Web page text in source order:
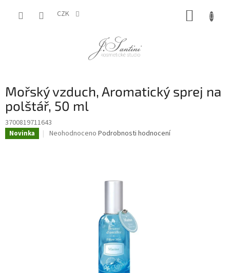
CZK
Mořský vzduch, Aromatický sprej na
polštář, 50 ml
3700819711643
Novinka
Průměrné
Neohodnoceno Podrobnosti hodnocení